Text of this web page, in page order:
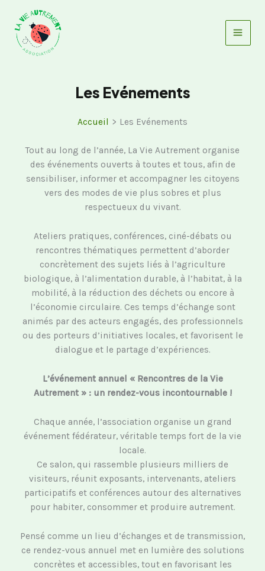
contenu
Les Evénements
Accueil Les Evénements
Tout au long de l’année, La Vie Autrement organise
des événements ouverts à toutes et tous, afin de
sensibiliser, informer et accompagner les citoyens
vers des modes de vie plus sobres et plus
respectueux du vivant.
Ateliers pratiques, conférences, ciné-débats ou
rencontres thématiques permettent d’aborder
concrètement des sujets liés à l’agriculture
biologique, à l’alimentation durable, à l’habitat, à la
mobilité, à la réduction des déchets ou encore à
l’économie circulaire. Ces temps d’échange sont
animés par des acteurs engagés, des professionnels
ou des porteurs d’initiatives locales, et favorisent le
dialogue et le partage d’expériences.
L’événement annuel « Rencontres de la Vie
Autrement » : un rendez-vous incontournable !
Chaque année, l’association organise un grand
événement fédérateur, véritable temps fort de la vie
locale.
Ce salon, qui rassemble plusieurs milliers de
visiteurs, réunit exposants, intervenants, ateliers
participatifs et conférences autour des alternatives
pour habiter, consommer et produire autrement.
Pensé comme un lieu d’échanges et de transmission,
ce rendez-vous annuel met en lumière des solutions
concrètes et accessibles, tout en favorisant les